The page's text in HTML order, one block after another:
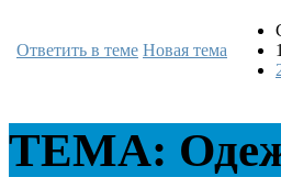
Ответить в теме Новая тема
1
ТЕМА: